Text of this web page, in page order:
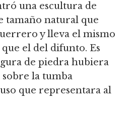
una escultura de
tamaño natural que
y lleva el mismo
el del difunto. Es
de piedra hubiera
sobre la tumba
que representara al